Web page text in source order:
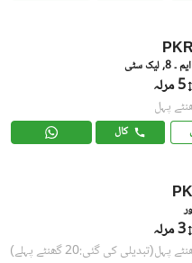
PKR
سٹی
5 مرلہ
کال
3 مرلہ
(تبدیلی کی گئی:20 گھنٹے پہلے)